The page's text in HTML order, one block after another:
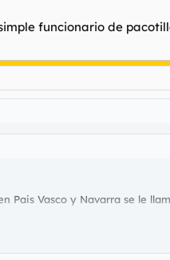
funcionario de
Pais Vasco y Navarra se le